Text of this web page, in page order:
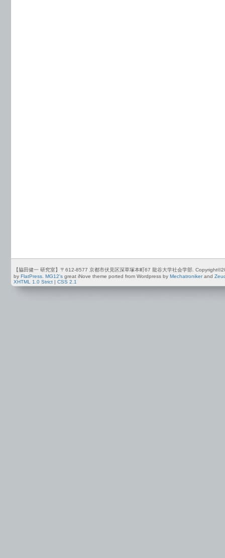
【脇田健一 研究室】〒612-8577 京都市伏見区深草塚本町67 龍谷大学社会学部.
by FlatPress. MG12's great iNove theme ported from Wordpress by Mechatronikerand
XHTML 1.0 Strict
CSS 2.1